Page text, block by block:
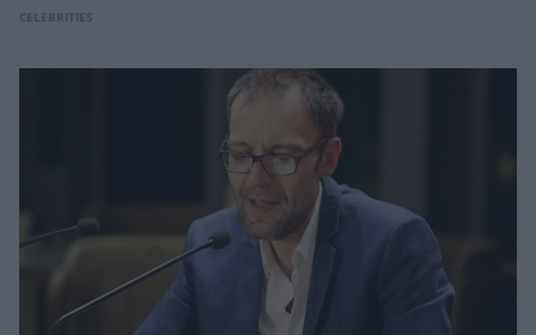
CELEBRITIES